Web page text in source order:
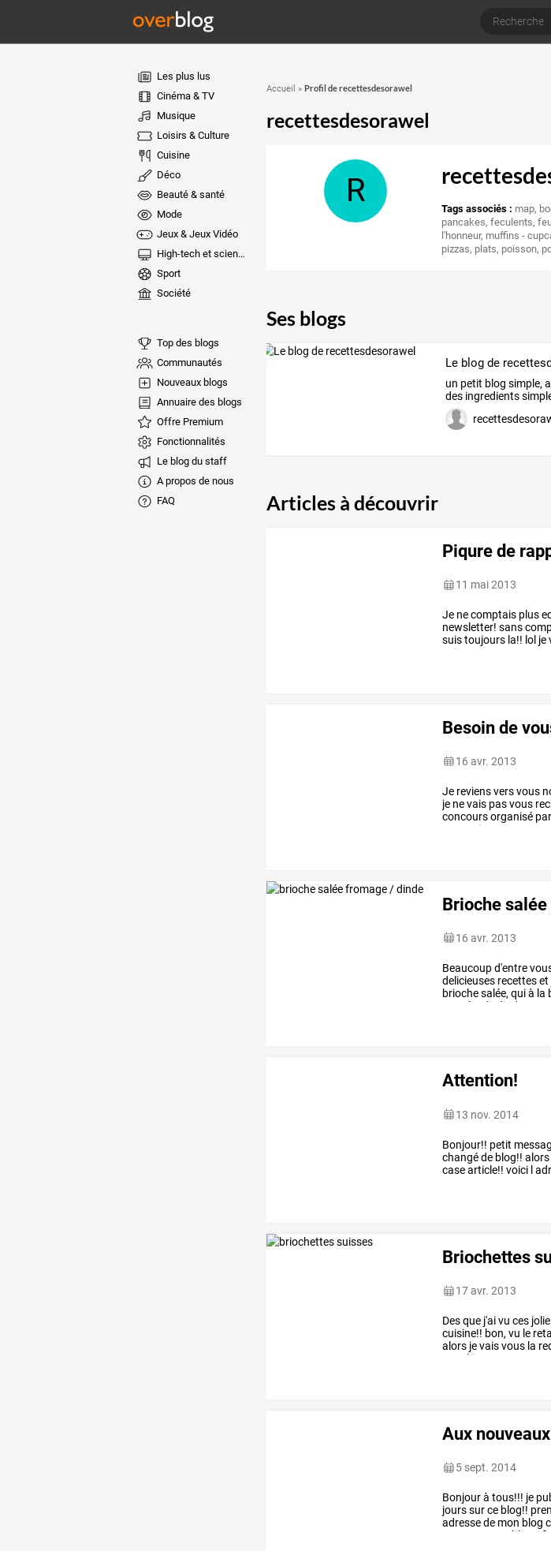
Les plus lus
Cinéma & TV
Musique
Loisirs & Culture
Cuisine
Déco
Beauté & santé
Mode
Jeux & Jeux Vidéo
High-tech et sciences
Sport
Société
Top des blogs
Communautés
Nouveaux blogs
Annuaire des blogs
Offre Premium
Fonctionnalités
Le blog du staff
A propos de nous
FAQ
Accueil » Profil de recettesdesorawel
recettesdesorawel
R Tags associés : map,
pancakes,feculents,
l'honneur, muffins -
pizzas, plats, poisson,
Ses blogs
Le blog de
un petit blog simple,
des ingredients
Articles à découvrir
Piqure de
11 mai 2013
Je necomptais plus
newsletter! sans
suistoujours la!! lol je
suivante
Besoin de
16 avr. 2013
Je reviensversvous
je nevais pasvous
concoursorganisé par
petite
Brioche
16 avr. 2013
Beaucoupd'entre
delicieuses recetteset
briochesalée, quià la
tranche
de dinde
Attention!
13 nov. 2014
Bonjour!! petit
changéde blog!! alors
casearticle!! voici
Briochettes
17 avr. 2013
Desque j'aivu ces
cuisine!! bon,vu le
alors jevaisvous la
bien
Aux
5 sept. 2014
Bonjourà tous!!! je
jourssurce blog!!
adressede mon blog
blog afin